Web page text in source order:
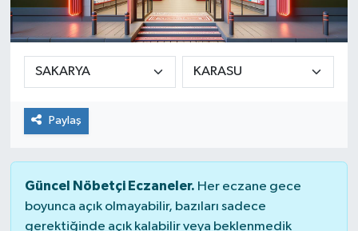
Paylaş
Güncel Nöbetçi Eczaneler. Her eczane gece
boyunca açık olmayabilir, bazıları sadece
gerektiğinde açık kalabilir veya beklenmedik